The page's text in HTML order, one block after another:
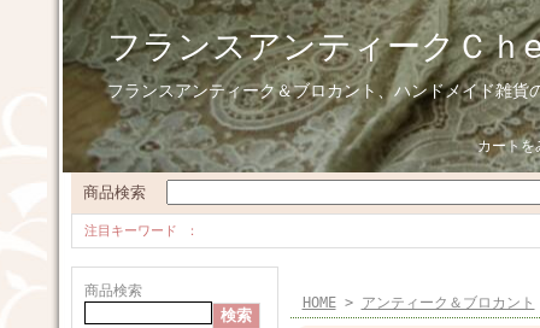
フランスアンティークＣｈ
フランスアンティーク＆ブロカント、ハンドメイド雑貨
カートを
商品検索
注目キーワード
商品検索
HOME> アンティーク＆ブロカント